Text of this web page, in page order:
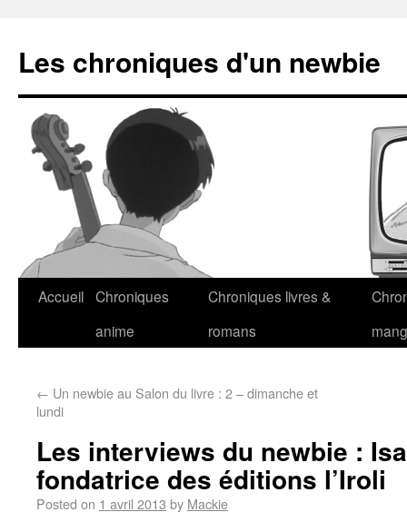
Les chroniques d'un newbie
Accueil Chroniques
anime
Chroniques livres &
romans
← Un newbie au Salon du livre : 2 – dimanche et
lundi
Les interviews du newbie :
fondatrice des éditions l’Iroli
Posted on 1 avril 2013 by Mackie